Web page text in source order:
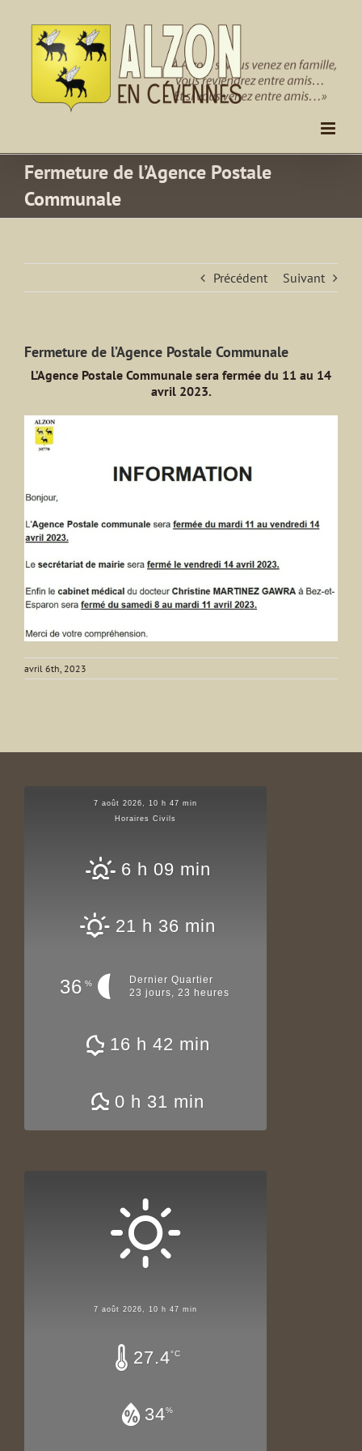
contenu
Fermeture de l’Agence Postale
Communale
Précédent Suivant
Fermeture de l’Agence Postale Communale
L’Agence Postale Communale sera fermée du 11 au 14
avril 2023.
avril 6th, 2023
7 août 2026, 10 h 47 min
Horaires Civils
6 h 09 min
21 h 36 min
36 %
Dernier Quartier
23 jours, 23 heures
16 h 42 min
0 h 31 min
7 août 2026, 10 h 47 min
27.4°C
34%